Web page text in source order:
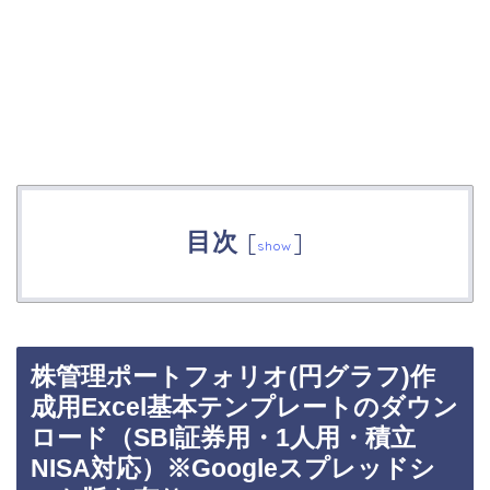
目次 [show ]
株管理ポートフォリオ(円グラフ)作
成用Excel基本テンプレートのダウン
ロード（SBI証券用・1人用・積立
NISA対応）※Googleスプレッドシ